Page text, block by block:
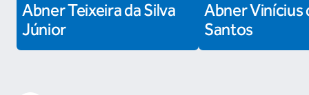
Abner Teixeira da Silva
Júnior
Abner Vinícius
Santos